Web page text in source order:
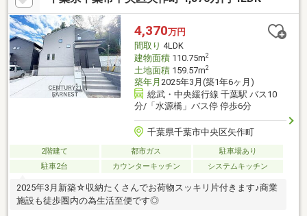
4,370万円
間取り 4LDK
建物面積110.75m2
土地面積159.57m2
築年月 2025年3月(築1年6ヶ月)
総武・中央緩行線 千葉駅 バス10
分/「水源橋」バス停 停歩6分
千葉県千葉市中央区矢作町
2階建て 都市ガス
駐車場あり
駐車2台
カウンターキッチン システムキッチン
2025年3月新築☆収納たくさんでお荷物スッキリ片付きます♪商業
施設も徒歩圏内の為生活至便です◎